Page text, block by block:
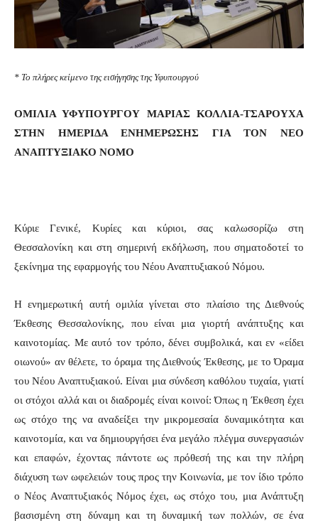
* Το πλήρες κείμενο της εισήγησης της Υφυπουργού
ΟΜΙΛΙΑ ΥΦΥΠΟΥΡΓΟΥ ΜΑΡΙΑΣ ΚΟΛΛΙΑ-ΤΣΑΡΟΥΧΑ
ΣΤΗΝ ΗΜΕΡΙΔΑ ΕΝΗΜΕΡΩΣΗΣ ΓΙΑ ΤΟΝ ΝΕΟ
ΑΝΑΠΤΥΞΙΑΚΟ ΝΟΜΟ
Κύριε Γενικέ, Κυρίες και κύριοι, σας καλωσορίζω στη
Θεσσαλονίκη και στη σημερινή εκδήλωση, που σηματοδοτεί το
ξεκίνημα της εφαρμογής του Νέου Αναπτυξιακού Νόμου.
Η ενημερωτική αυτή ομιλία γίνεται στο πλαίσιο της Διεθνούς
Έκθεσης Θεσσαλονίκης, που είναι μια γιορτή ανάπτυξης και
καινοτομίας. Με αυτό τον τρόπο, δένει συμβολικά, και εν «είδει
οιωνού» αν θέλετε, το όραμα της Διεθνούς Έκθεσης, με το Όραμα
του Νέου Αναπτυξιακού. Είναι μια σύνδεση καθόλου τυχαία, γιατί
οι στόχοι αλλά και οι διαδρομές είναι κοινοί: Όπως η Έκθεση έχει
ως στόχο της να αναδείξει την μικρομεσαία δυναμικότητα και
καινοτομία, και να δημιουργήσει ένα μεγάλο πλέγμα συνεργασιών
και επαφών, έχοντας πάντοτε ως πρόθεσή της και την πλήρη
διάχυση των ωφελειών τους προς την Κοινωνία, με τον ίδιο τρόπο
ο Νέος Αναπτυξιακός Νόμος έχει, ως στόχο του, μια Ανάπτυξη
βασισμένη στη δύναμη και τη δυναμική των πολλών, σε ένα